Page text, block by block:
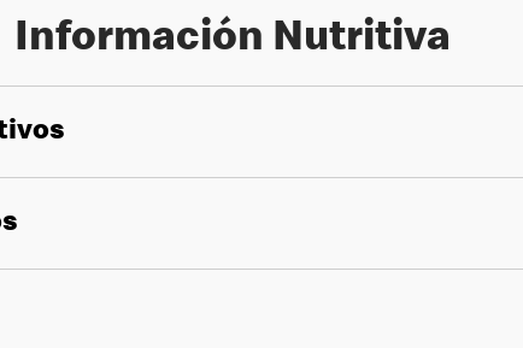
Información Nutritiva